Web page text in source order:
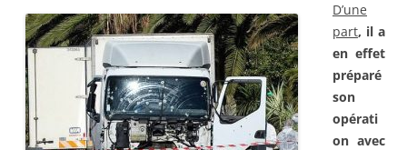
D’une
part, il a
en effet
préparé
son
opérati
on avec